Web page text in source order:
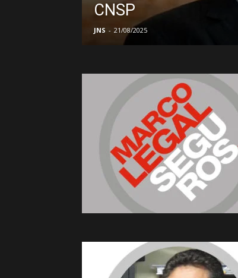
CNSP
JNS - 21/08/2025